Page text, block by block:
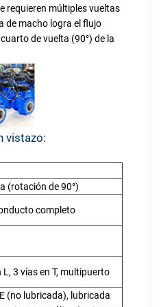
requieren múltiples vueltas
de macho logra el flujo
de vuelta (90°) de la
vistazo:
(rotación de 90°)
completo
L, 3 vías en T, multipuerto
(no lubricada), lubricada